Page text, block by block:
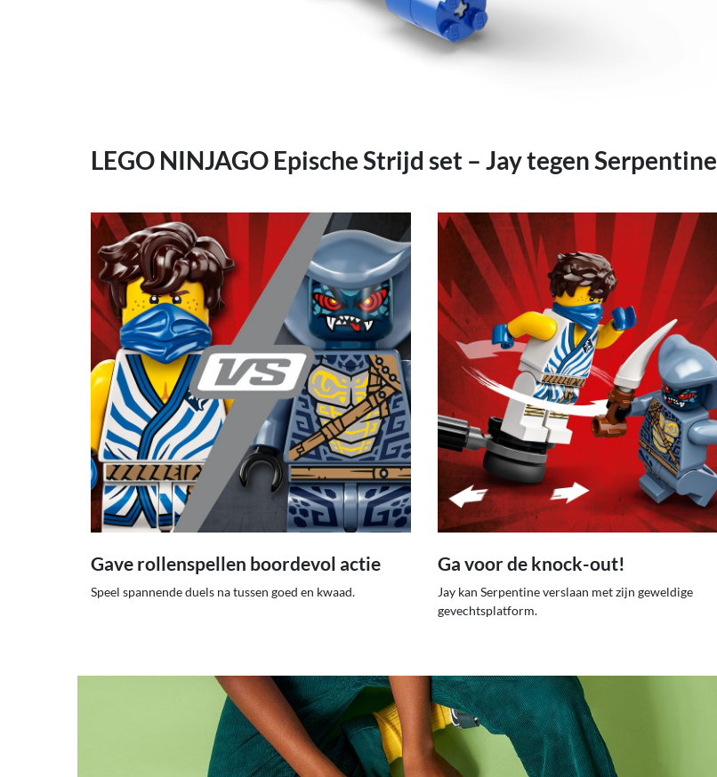
LEGO NINJAGO Epische Strijd set – Jay tegen Serpentine
Gave rollenspellen boordevol actie
Speel spannende duels na tussen goed en kwaad.
Ga voor de knock-out!
Jay kan Serpentine verslaan met zijn geweldige
gevechtsplatform.